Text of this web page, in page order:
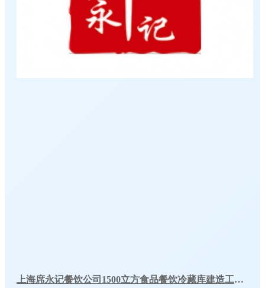
上海席永记餐饮公司1500立方食品餐饮冷藏库建造工程案例